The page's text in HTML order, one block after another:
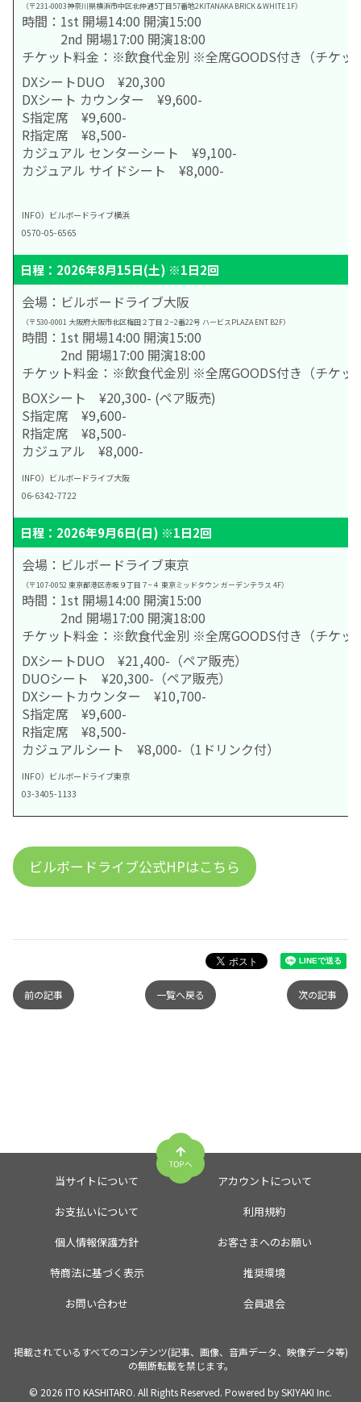
（〒231-0003神奈川県横浜市中区北仲通5丁目57番地2KITANAKA BRICK＆WHITE 1F）
時間：1st 開場14:00 開演15:00
2nd 開場17:00 開演18:00
チケット料金：※飲食代金別 ※全席GOODS付き（チケッ
DXシートDUO ¥20,300
DXシート カウンター ¥9,600-
S指定席 ¥9,600-
R指定席 ¥8,500-
カジュアル センターシート ¥9,100-
カジュアル サイドシート ¥8,000-
INFO）ビルボードライブ横浜
0570-05-6565
日程：2026年8月15日(土) ※1日2回
会場：ビルボードライブ大阪
（〒530-0001 大阪府大阪市北区梅田２丁目２−2番22号 ハービスPLAZA ENT B2F）
時間：1st 開場14:00 開演15:00
2nd 開場17:00 開演18:00
チケット料金：※飲食代金別 ※全席GOODS付き（チケッ
BOXシート ¥20,300- (ペア販売)
S指定席 ¥9,600-
R指定席 ¥8,500-
カジュアル ¥8,000-
INFO）ビルボードライブ大阪
06-6342-7722
日程：2026年9月6日(日) ※1日2回
会場：ビルボードライブ東京
（〒107-0052 東京都港区赤坂９丁目７−４ 東京ミッドタウン ガーデンテラス 4F）
時間：1st 開場14:00 開演15:00
2nd 開場17:00 開演18:00
チケット料金：※飲食代金別 ※全席GOODS付き（チケッ
DXシートDUO ¥21,400-（ペア販売）
DUOシート ¥20,300-（ペア販売）
DXシートカウンター ¥10,700-
S指定席 ¥9,600-
R指定席 ¥8,500-
カジュアルシート ¥8,000-（1ドリンク付）
INFO）ビルボードライブ東京
03-3405-1133
ビルボードライブ公式HPはこちら
前の記事 一覧へ戻る 次の記事
当サイトについて
アカウントについて
お支払いについて
利用規約
個人情報保護方針
お客さまへのお願い
特商法に基づく表示
推奨環境
お問い合わせ
会員退会
掲載されているすべてのコンテンツ(記事、画像、音声データ、映像データ等)
の無断転載を禁じます。
© 2026 ITO KASHITARO. All Rights Reserved. Powered bySKIYAKI Inc.